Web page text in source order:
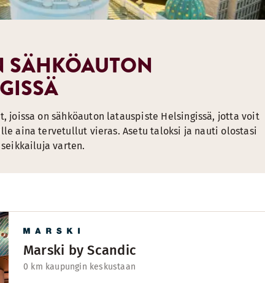
Marski by Scandic
0 km kaupungin keskustaan
SÄHKÖAUTON
joissa on sähköauton latauspiste Helsingissä, jotta voit
aina tervetullut vieras. Asetu taloksi ja nauti olostasi
varten.